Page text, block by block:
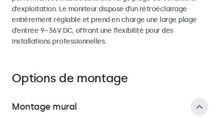
d’exploitation. Le moniteur dispose d’un rétroéclairage
entièrement réglable et prend en charge une large plage
d’entrée 9–36V DC, offrant une flexibilité pour des
installations professionnelles.
Options de montage
Montage mural